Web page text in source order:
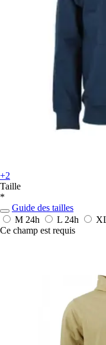
+2
Taille
*
Guide des tailles
M 24h L 24h
Ce champ est requis